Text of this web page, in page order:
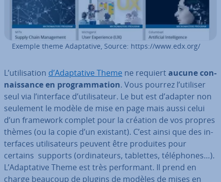
Exemple theme Adap­ta­tive, Source: https://www.edx.org/
L’uti­li­sa­tion d’Adap­ta­tive Theme ne requiertaucune con­
nais­sance en pro­gram­ma­tion. Vous pourrez l’utiliser
seul via l’interface d’uti­li­sa­teur. Le but est d’adapter non
seulement le modèle de mise en page mais aussi celui
d’un framework complet pour la création de vos propres
thèmes (ou la copie d’un existant). C’est ainsi que des in­
ter­faces uti­li­sa­teurs peuvent être produites pour
certains supports (or­di­na­teurs, tablettes, té­lé­phones…).
L’Adap­ta­tive Theme est très per­for­mant. Il prend en
charge beaucoup de plugins de modèles de mises en